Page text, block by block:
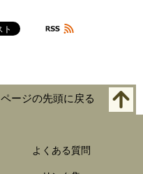
ページの先頭に戻る
よくある質問